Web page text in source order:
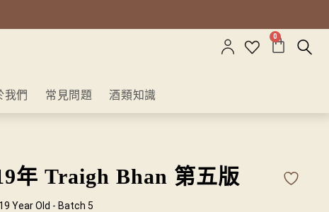
0
我們 常見問題 酒類知識
年 Traigh Bhan 第五版
Year Old - Batch 5